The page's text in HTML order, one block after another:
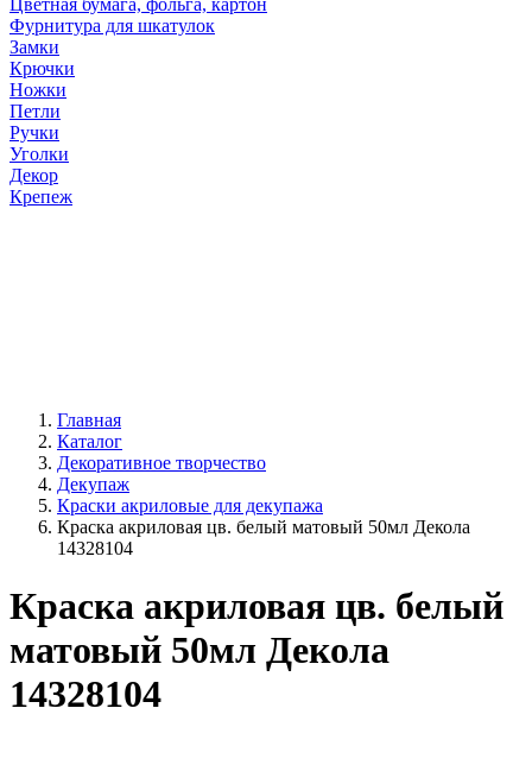
Цветная бумага, фольга, картон
Фурнитура для шкатулок
Замки
Крючки
Ножки
Петли
Ручки
Уголки
Декор
Крепеж
Главная
Каталог
Декоративное творчество
Декупаж
Краски акриловые для декупажа
Краска акриловая цв. белый матовый 50мл Декола
14328104
Краска акриловая цв. белый
матовый 50мл Декола
14328104